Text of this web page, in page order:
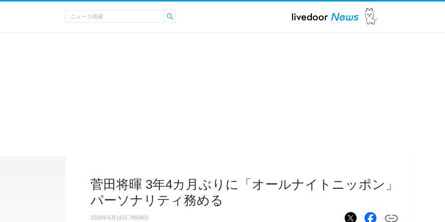
菅田将暉 3年4カ月ぶりに「オールナイトニッポン」
パーソナリティ務める
2026年6月16日 7時58分